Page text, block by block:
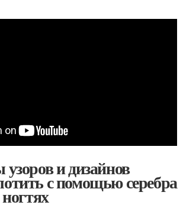
и дизайнов
с помощью серебра